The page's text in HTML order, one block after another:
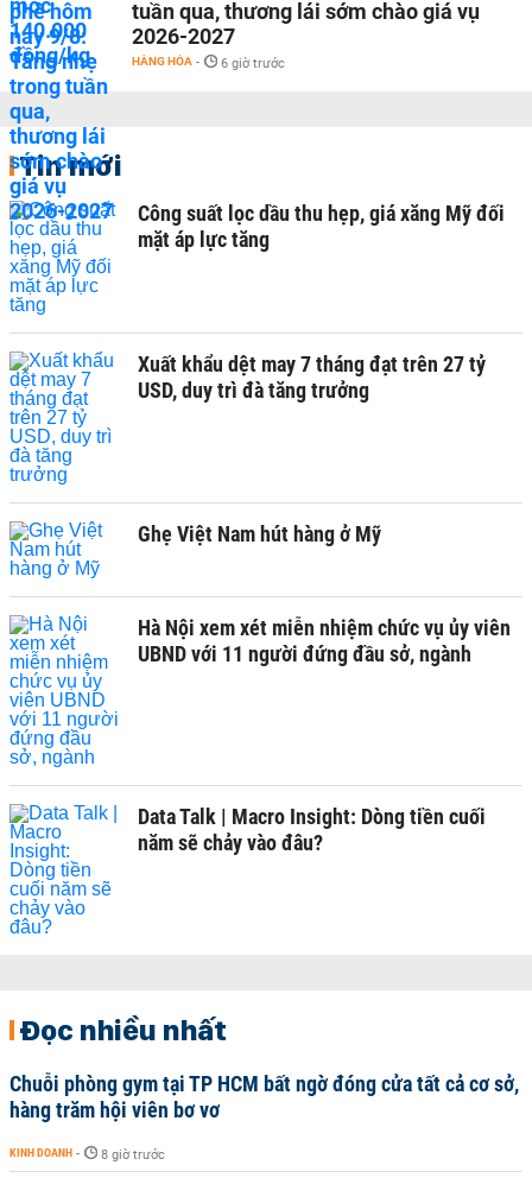
tuần qua, thương lái sớm chào giá vụ
2026-2027
HÀNG HÓA - 6 giờ trước
Tin mới
Công suất lọc dầu thu hẹp, giá xăng Mỹ đối
mặt áp lực tăng
Xuất khẩu dệt may 7 tháng đạt trên 27 tỷ
USD, duy trì đà tăng trưởng
Ghẹ Việt Nam hút hàng ở Mỹ
Hà Nội xem xét miễn nhiệm chức vụ ủy viên
UBND với 11 người đứng đầu sở, ngành
Data Talk | Macro Insight: Dòng tiền cuối
năm sẽ chảy vào đâu?
Đọc nhiều nhất
Chuỗi phòng gym tại TP HCM bất ngờ đóng cửa tất cả cơ sở,
hàng trăm hội viên bơ vơ
KINH DOANH - 8 giờ trước